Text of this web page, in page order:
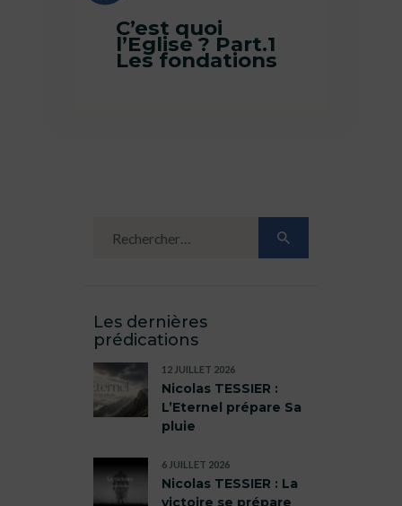
C’est quoi
l’Eglise ? Part.1
Les fondations
Les dernières
prédications
Nicolas TESSIER :
L’Eternel prépare Sa
pluie
12 JUILLET 2026
Nicolas TESSIER : La
victoire se prépare
6 JUILLET 2026